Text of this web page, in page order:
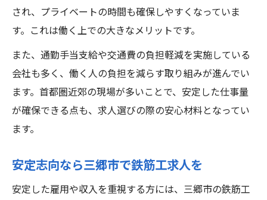
され、プライベートの時間も確保しやすくなっていま
す。これは働く上での大きなメリットです。
また、通勤手当支給や交通費の負担軽減を実施している
会社も多く、働く人の負担を減らす取り組みが進んでい
ます。首都圏近郊の現場が多いことで、安定した仕事量
が確保できる点も、求人選びの際の安心材料となってい
ます。
安定志向なら三郷市で鉄筋工求人を
安定した雇用や収入を重視する方には、三郷市の鉄筋工